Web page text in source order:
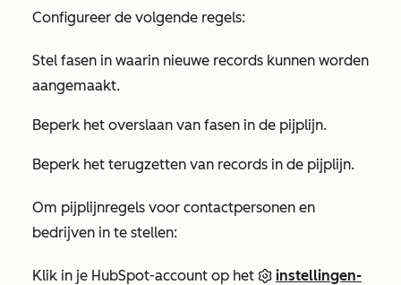
Configureer de volgende regels:
Stel fasen in waarin nieuwe records kunnen worden
aangemaakt.
Beperk het overslaan van fasen in de pijplijn.
Beperk het terugzetten van records in de pijplijn.
Om pijplijnregels voor contactpersonen en
bedrijven in te stellen:
Klik in je HubSpot-account op het
instellingen-